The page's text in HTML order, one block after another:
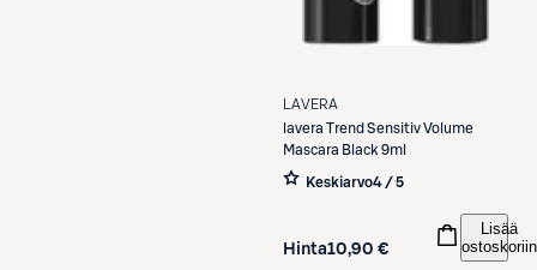
LAVERA
lavera Trend Sensitiv Volume
Mascara Black 9ml
Keskiarvo4 / 5
Hinta10,90 €
Lisää
ostoskoriin